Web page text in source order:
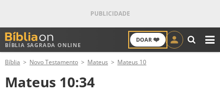
BÍBLIA SAGRADA ONLINE
DOAR ❤️
ANTIGO TESTAMENTO
NOVO TESTAMENTO
Bíblia Novo Testamento Mateus Mateus 10
Mateus 10:34